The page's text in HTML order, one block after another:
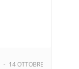
- 14 OTTOBRE